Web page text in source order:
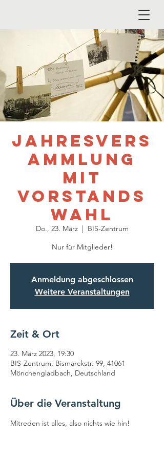
Jahresvers
ammlung
mit
Vorstands
wahl
Do., 23. März
  |
BIS-Zentrum
Nur für Mitglieder!
Anmeldung abgeschlossen
Weitere Veranstaltungen
Zeit & Ort
23. März 2023, 19:30
BIS-Zentrum, Bismarckstr. 99, 41061
Mönchengladbach, Deutschland
Über die Veranstaltung
Mitreden ist alles, also nichts wie hin!